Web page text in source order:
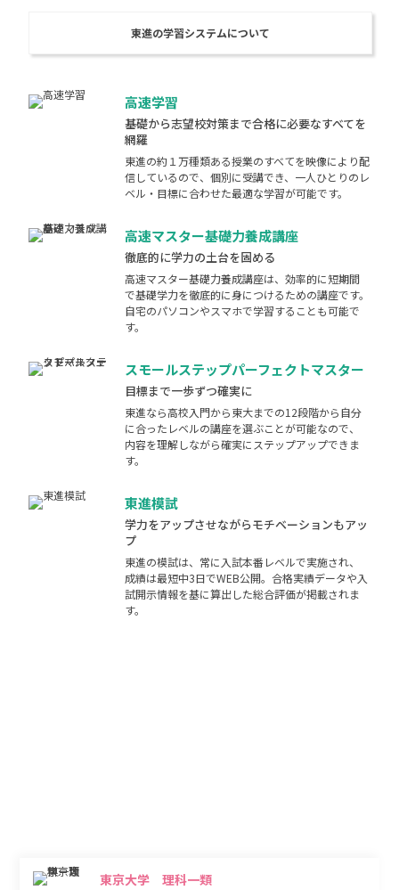
東進の学習システムについて
高速学習
基礎から志望校対策まで合格に必要なすべてを
網羅
東進の約１万種類ある授業のすべてを映像により配
信しているので、個別に受講でき、一人ひとりのレ
ベル・目標に合わせた最適な学習が可能です。
高速マスター基礎力養成講座
徹底的に学力の土台を固める
高速マスター基礎力養成講座は、効率的に短期間
で基礎学力を徹底的に身につけるための講座です。
自宅のパソコンやスマホで学習することも可能で
す。
スモールステップパーフェクトマスター
目標まで一歩ずつ確実に
東進なら高校入門から東大までの12段階から自分
に合ったレベルの講座を選ぶことが可能なので、
内容を理解しながら確実にステップアップできま
す。
東進模試
学力をアップさせながらモチベーションもアッ
プ
東進の模試は、常に入試本番レベルで実施され、
成績は最短中3日でWEB公開。合格実績データや入
試開示情報を基に算出した総合評価が掲載されま
す。
東京大学 理科一類